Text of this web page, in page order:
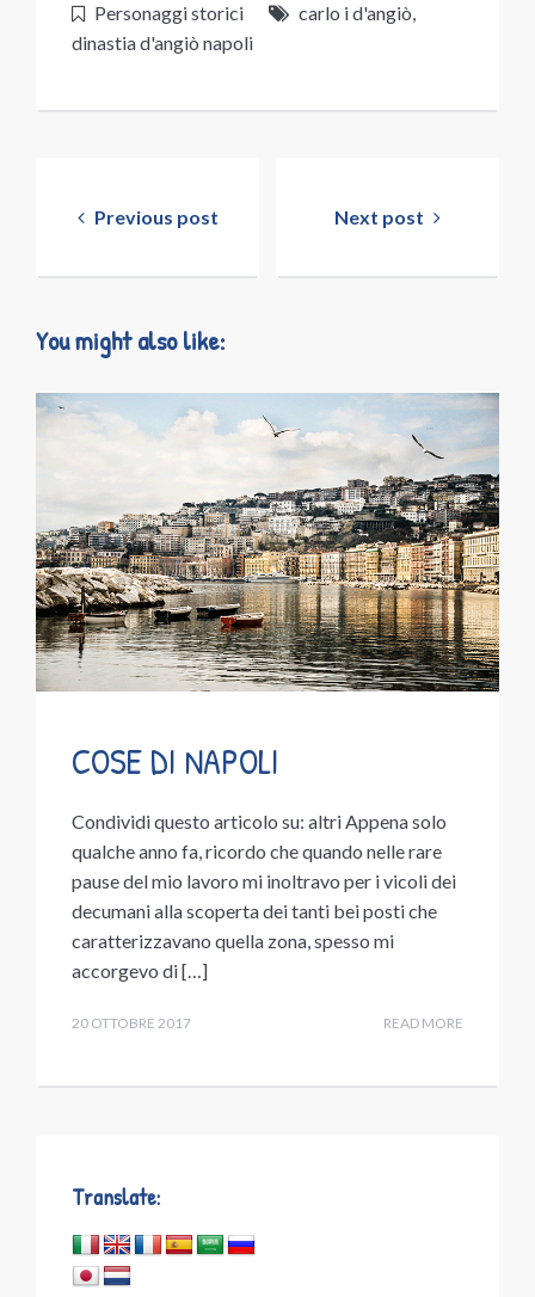
Personaggi storici carlo i d'angiò,
dinastia d'angiò napoli
articoliPrevious post Next post
You might also like:
COSE DI NAPOLI
Condividi questo articolo su: altri Appena solo
qualche anno fa, ricordo che quando nelle rare
pause del mio lavoro mi inoltravo per i vicoli dei
decumani alla scoperta dei tanti bei posti che
caratterizzavano quella zona, spesso mi
accorgevo di […]
20 OTTOBRE 2017 READ MORE
Translate: